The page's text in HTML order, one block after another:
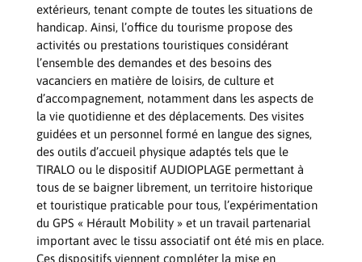
extérieurs, tenant compte de toutes les situations de
handicap. Ainsi, l’office du tourisme propose des
activités ou prestations touristiques considérant
l’ensemble des demandes et des besoins des
vacanciers en matière de loisirs, de culture et
d’accompagnement, notamment dans les aspects de
la vie quotidienne et des déplacements. Des visites
guidées et un personnel formé en langue des signes,
des outils d’accueil physique adaptés tels que le
TIRALO ou le dispositif AUDIOPLAGE permettant à
tous de se baigner librement, un territoire historique
et touristique praticable pour tous, l’expérimentation
du GPS « Hérault Mobility » et un travail partenarial
important avec le tissu associatif ont été mis en place.
Ces dispositifs viennent compléter la mise en